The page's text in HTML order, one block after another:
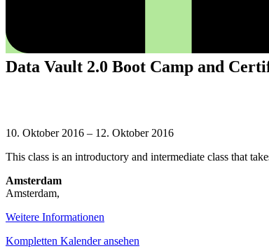
Data Vault 2.0 Boot Camp and
Vault
Boot
and
Certification
10. Oktober 2016 – 12. Oktober 2016
This class is an introductory and intermediate class that
Amsterdam
Amsterdam,
Weitere Informationen
Kompletten Kalender ansehen